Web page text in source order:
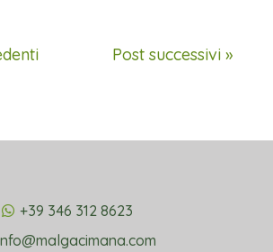
Post successivi »
+39 346 312 8623